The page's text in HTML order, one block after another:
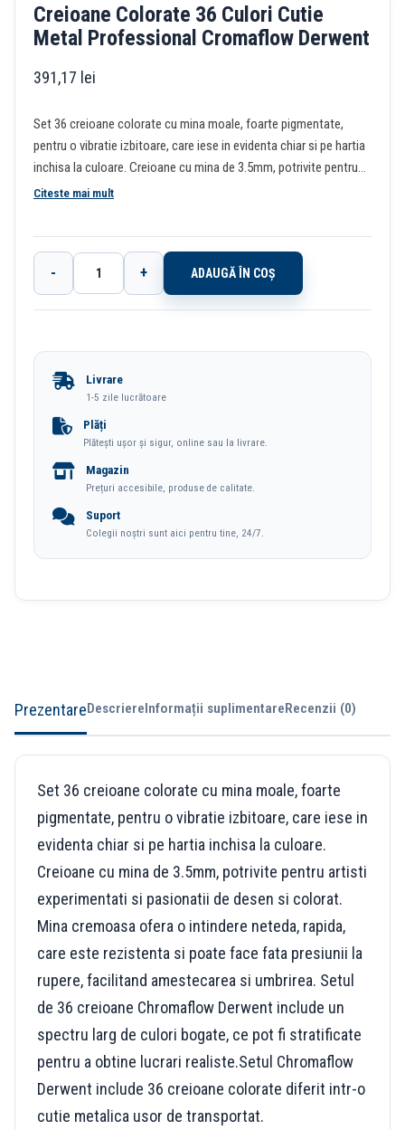
Creioane Colorate 36 Culori Cutie
Metal Professional Cromaflow Derwent
391,17 lei
Set 36 creioane colorate cu mina moale, foarte pigmentate,
pentru o vibratie izbitoare, care iese in evidenta chiar si pe hartia
inchisa la culoare. Creioane cu mina de 3.5mm, potrivite pentru
artisti experimentati si pasionatii de desen si colorat. Mina
umbrirea. Setul de 36 creioane Chromaflow Derwent include un
spectru larg de culori bogate, ce pot fi stratificate pentru a
obtine lucrari realiste.Setul Chromaflow Derwent include 36
Citeste mai mult
Cantitate
Creioane
Culori
Cutie
Professional
Derwent
- + ADAUGĂ ÎN COȘ
Livrare
1-5 zile lucrătoare
Plăți
Plătești ușor și sigur, online sau la livrare.
Magazin
Prețuri accesibile, produse de calitate.
Suport
Colegii noștri sunt aici pentru tine, 24/7.
PrezentareDescriereInformații suplimentareRecenzii (0)
Set 36 creioane colorate cu mina moale, foarte
pigmentate, pentru o vibratie izbitoare, care iese in
evidenta chiar si pe hartia inchisa la culoare.
Creioane cu mina de 3.5mm, potrivite pentru artisti
experimentati si pasionatii de desen si colorat.
Mina cremoasa ofera o intindere neteda, rapida,
care este rezistenta si poate face fata presiunii la
rupere, facilitand amestecarea si umbrirea. Setul
de 36 creioane Chromaflow Derwent include un
spectru larg de culori bogate, ce pot fi stratificate
pentru a obtine lucrari realiste.Setul Chromaflow
Derwent include 36 creioane colorate diferit intr-o
cutie metalica usor de transportat.